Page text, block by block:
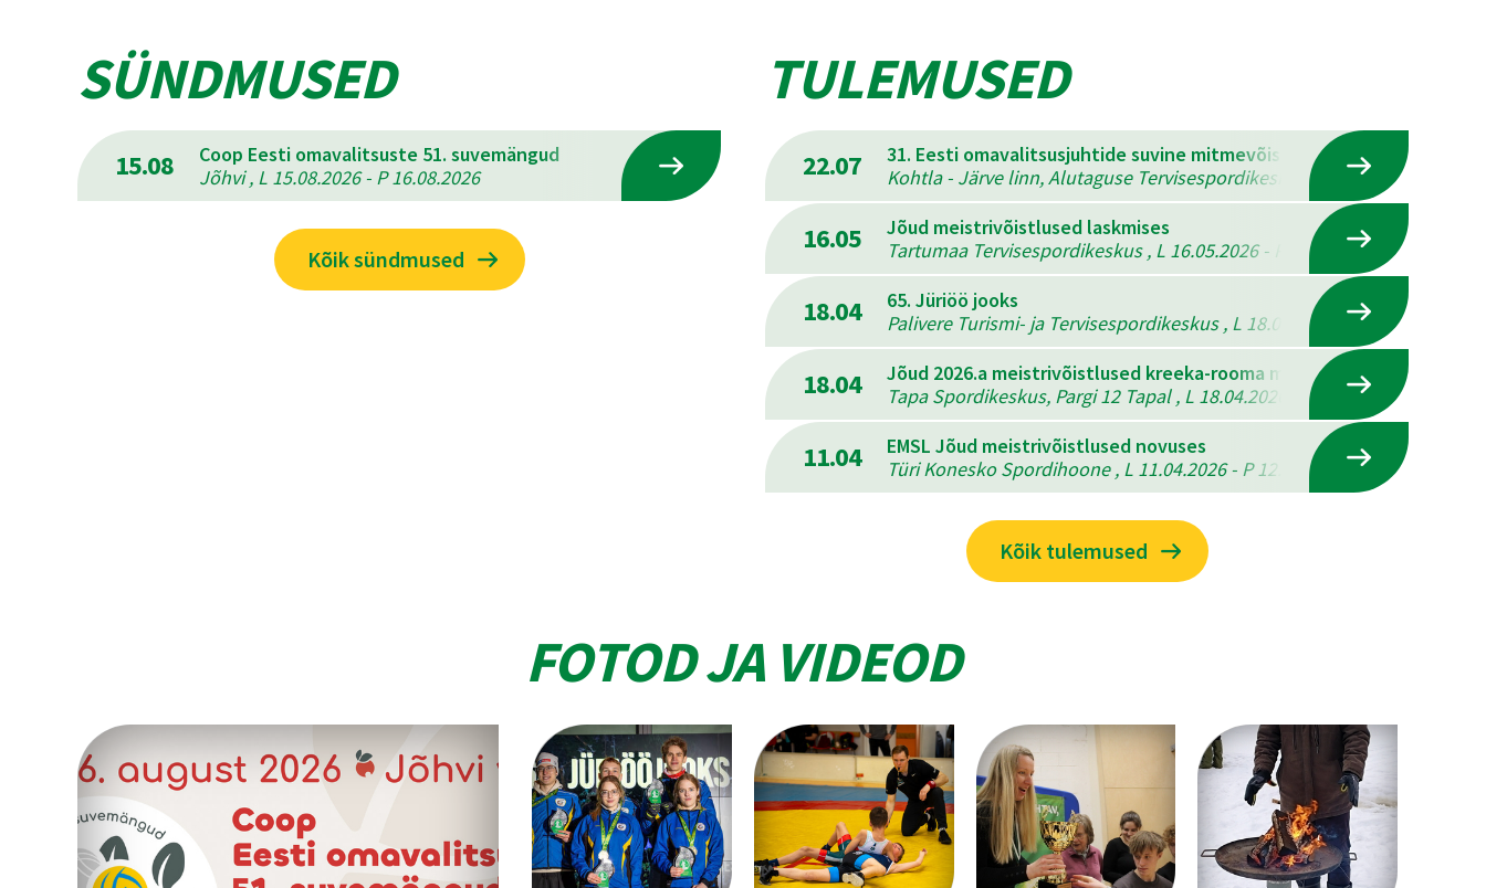
SÜNDMUSED
15.08
Coop Eesti omavalitsuste 51. suvemängud
Jõhvi , L 15.08.2026 - P 16.08.2026
Kõik sündmused
TULEMUSED
22.07
31. Eesti omavalitsusjuhtide suvine mitmevõistlus
Kohtla - Järve linn, Alutaguse Tervisespordikeskus , K 22.07.2026 - N
16.05
Jõud meistrivõistlused laskmises
Tartumaa Tervisespordikeskus , L 16.05.2026 - P 17.05.2026
18.04
65. Jüriöö jooks
Palivere Turismi- ja Tervisespordikeskus , L 18.04.2026 - P 19.04.2026
18.04
Jõud 2026.a meistrivõistlused kreeka-rooma maadluses,
Tapa Spordikeskus, Pargi 12 Tapal , L 18.04.2026
11.04
EMSL Jõud meistrivõistlused novuses
Türi Konesko Spordihoone , L 11.04.2026 - P 12.04.2026
Kõik tulemused
FOTOD JA VIDEOD